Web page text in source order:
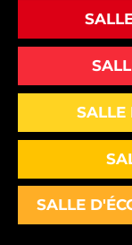
SALLE
SALLE